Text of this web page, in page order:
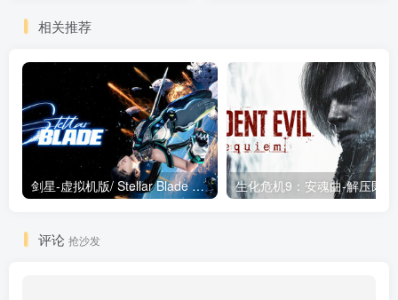
相关推荐
剑星-虚拟机版/ Stellar Blade v1.4.1|Build.19963153 终极版新补丁 送修改器 免安装中文版
评论 抢沙发